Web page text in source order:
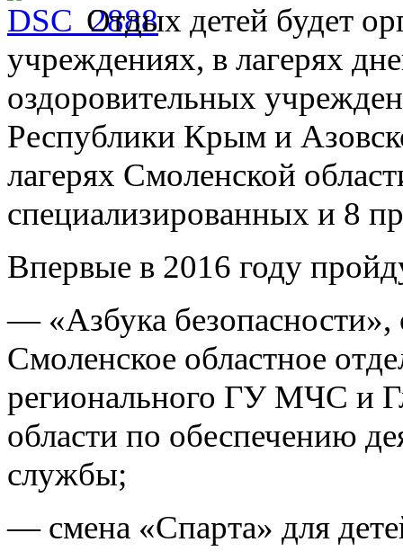
Отдых детей будет
учреждениях, в лагерях
оздоровительных
Республики Крым и
лагерях Смоленской
специализированных и 8
Впервые в 2016 году
— «Азбука безопасности»,
Смоленское областное
регионального ГУ МЧС и
области по обеспечению
службы;
— смена «Спарта» для